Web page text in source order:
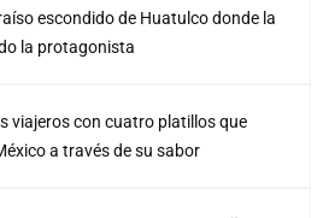
escondido de Huatulco donde la
la protagonista
viajeros con cuatro platillos que
a través de su sabor